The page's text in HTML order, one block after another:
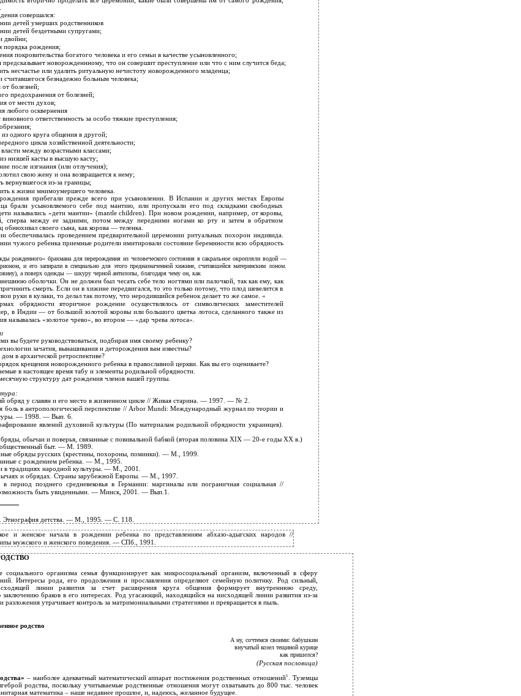
совершался:
детей умерших родственников
детей бездетными супругами;
двойни;
порядка рождения;
покровительства богатого человека и его семьи в качестве усыновленного;
предсказывает новорожденнному, что он совершит преступление или что с ним случится беда;
несчастье или удалить ритуальную нечистоту новорожденного младенца;
считавшегося безнадежно больным человека;
от болезней;
предохранения от болезней;
от мести духов;
любого осквернения
ответственность за особо тяжкие преступления;
одного круга общения в другой;
цикла хозяйственной деятельности;
между возрастными классами;
низшей касты в высшую касту;
после изгнания (или отлучения);
свою жену и она возвращается к нему;
вернувшегося из-за границы;
к жизни мнимоумершего человека.
прибегали прежде всего при усыновлении. В Испании и других местах Европы
брали усыновляемого себе под мантию, или пропускали его под складками свободных
назывались «дети мантии» (mantle children). При новом рождении, например, от коровы,
сперва между ее задними, потом между передними ногами ко рту и затем в обратном
обнюхивал своего сына, как корова — теленка.
обеспечивалась проведением предварительной церемонии ритуальных похорон индивида.
чужого ребенка приемные родители имитировали состояние беремнности всю обрядность
рожденного» брахмана для перерождения из человеческого состояния в сакральное окропляли водой —
и его запирали в специально для этого предназначенной хижине, считавшейся материнским лоном.
а поверх одежды — шкуру черной антилопы, благодаря чему он, как
оболочки. Он не должен был чесать себе тело ногтями или палочкой, так как ему, как
смерть. Если он в хижине передвигался, то это только потому, что плод шевелится в
руки в кулаки, то делал так потому, что неродившийся ребенок делает то же самое. «
обрядности вторичное рождение осуществлялось от символических заместителей
в Индии — от большой золотой коровы или большого цветка лотоса, сделанного также из
называлась «золотое чрево», во втором — «дар чрева лотоса».
вы будете руководствоваться, подбирая имя своему ребенку?
зачатия, вынашивания и деторождения вам известны?
в архаической ретроспективе?
крещения новорожденного ребенка в православной церкви. Как вы его оцениваете?
в настоящее время табу и элементы родильной обрядности.
структуру дат рождения членов вашей группы.
обряд у славян и его место в жизненном цикле // Живая старина. — 1997. — № 2.
боль в антропологической перспективе // Arbor Mundi: Международный журнал по теории и
— 1998. — Вып. 6.
явлений духовной культуры (По материалам родильной обрядности украинцев).
обычаи и поверья, связанные с повивальной бабкой (вторая половина XIX — 20-е годы XX в.)
быт. — М. 1989.
обряды русских (крестины, похороны, поминки). — М., 1999.
с рождением ребенка. — М., 1995.
в традициях народной культуры. — М., 2001.
и обрядах. Страны зарубежной Европы. — М., 1997.
в период позднего средневековья в Германии: маргиналы или пограничная социальная //
быть увиденными. — Минск, 2001. — Вып.1.
Этнография детства. — М., 1995. — С. 118.
и женское начала в рождении ребенка по представлениям абхазо-адыгских народов //
мужского и женского поведения. — СПб., 1991.
социального организма семья функционирует как микросоциальный организм, включенный в сферу
Интересы рода, его продолжения и прославления определяют семейную политику. Род сильный,
линии развития за счет расширения круга общения формирует внутреннюю среду,
браков в его интересах. Род угасающий, находящийся на нисходящей линии развития из-за
разложения утрачивает контроль за матримониальными стратегиями и превращается в пыль.
родство
А ну, сочтемся своими: бабушкин
внучатый козел тещиной курице
как пришелся?
(Русская пословица)
– наиболее адекватный математический аппарат постижения родственных отношений1
. Туземцы
родства, поскольку учитываемые родственные отношения могут охватывать до 800 тыс. человек
математика – наше недавнее прошлое, и, надеюсь, желанное будущее.